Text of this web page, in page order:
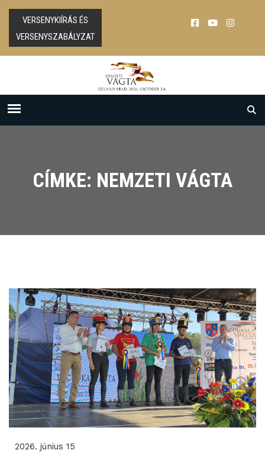
VERSENYKIÍRÁS ÉS
VERSENYSZABÁLYZAT
CÍMKE: NEMZETI VÁGTA
2026. június 15